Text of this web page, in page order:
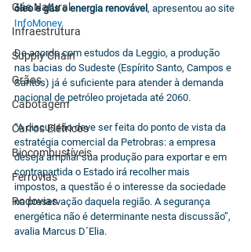
Gás Natural
Infraestrutura
Supply Chain
Grãos
Cabotagem
Carros Elétricos
Biocombustíveis
Ferrovias
Rodovias
óleo e gás e energia renovável , apresentou ao site
InfoMoney.
De acordo com estudos da Leggio, a produção
nas bacias do Sudeste (Espírito Santo, Campos e
Santos) já é suficiente para atender à demanda
nacional de petróleo projetada até 2060.
“A discussão deve ser feita do ponto de vista da
estratégia comercial da Petrobras: a empresa
deseja ampliar sua produção para exportar e em
contrapartida o Estado irá recolher mais
impostos, a questão é o interesse da sociedade
na preservação daquela região. A segurança
energética não é determinante nesta discussão”,
avalia Marcus D´Elia.